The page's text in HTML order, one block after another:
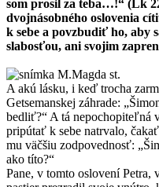
som prosil za teba…!“ (Lk
dvojnásobného oslovenia
k sebe a povzbudiť ho, aby
slabosťou, ani svojim
A akú lásku, i keď trocha
Getsemanskej záhrade:
bedliť?“ A tá nepochopiteľná
pripútať k sebe natrvalo,
mu väčšiu zodpovednosť:
ako títo?“
Pane, v tomto oslovení Petra,